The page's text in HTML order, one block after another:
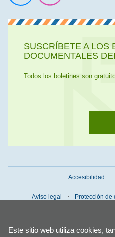
Este sitio web utiliza cookies,
SUSCRÍBETE A LOS
DOCUMENTALES
Todos los boletines son
Accesibilidad
Aviso legal Protección de